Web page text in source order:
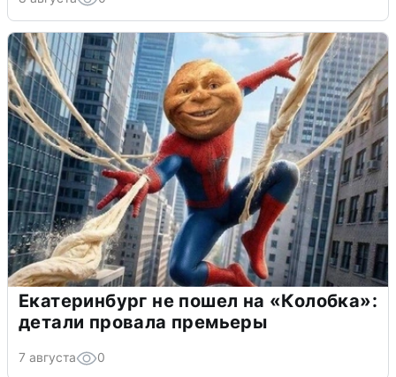
Екатеринбург не пошел на «Колобка»:
детали провала премьеры
7 августа 0